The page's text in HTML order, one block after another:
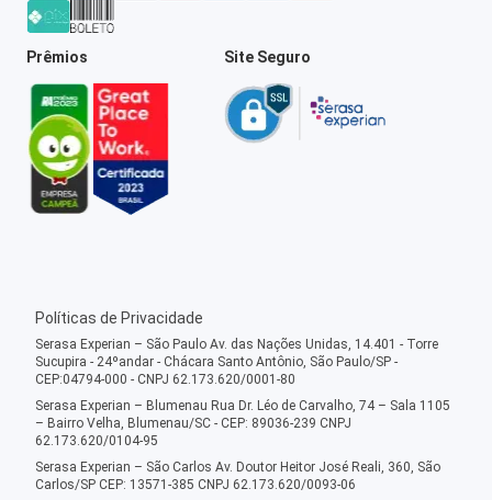
Prêmios Site Seguro
Políticas de Privacidade
Serasa Experian – São Paulo Av. das Nações Unidas, 14.401 - Torre
Sucupira - 24ºandar - Chácara Santo Antônio, São Paulo/SP -
CEP:04794-000 - CNPJ 62.173.620/0001-80
Serasa Experian – Blumenau Rua Dr. Léo de Carvalho, 74 – Sala 1105
– Bairro Velha, Blumenau/SC - CEP: 89036-239 CNPJ
62.173.620/0104-95
Serasa Experian – São Carlos Av. Doutor Heitor José Reali, 360, São
Carlos/SP CEP: 13571-385 CNPJ 62.173.620/0093-06